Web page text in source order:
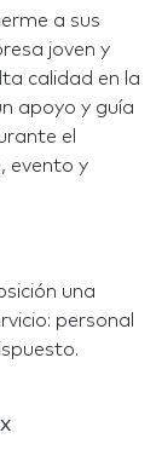
a sus
joven y
calidad en la
apoyo y guía
el
evento y
una
personal